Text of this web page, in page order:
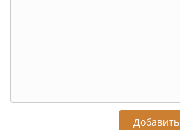
Добавить